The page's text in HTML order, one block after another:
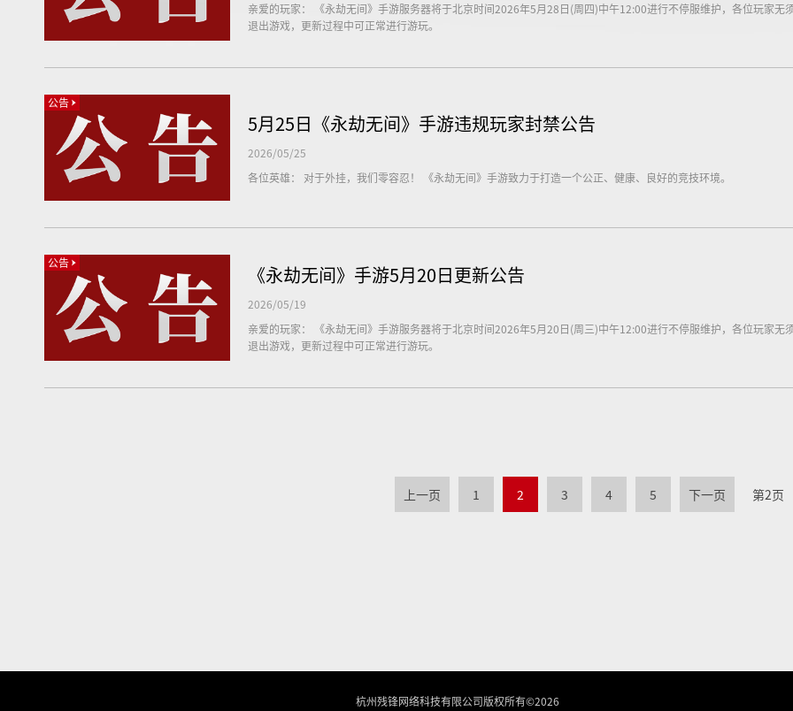
亲爱的玩家： 《永劫无间》手游服务器将于北京时间2026年5月28日(周四)中午12:00进行不停服维护，各位玩家无
退出游戏，更新过程中可正常进行游玩。
公告
5月25日《永劫无间》手游违规玩家封禁公告
2026/05/25
各位英雄： 对于外挂，我们零容忍！ 《永劫无间》手游致力于打造一个公正、健康、良好的竞技环境。
公告 《永劫无间》手游5月20日更新公告
2026/05/19
亲爱的玩家： 《永劫无间》手游服务器将于北京时间2026年5月20日(周三)中午12:00进行不停服维护，各位玩家无
退出游戏，更新过程中可正常进行游玩。
上一页 1 2 3 4 5 下一页 第2页
杭州残锋网络科技有限公司版权所有©2026